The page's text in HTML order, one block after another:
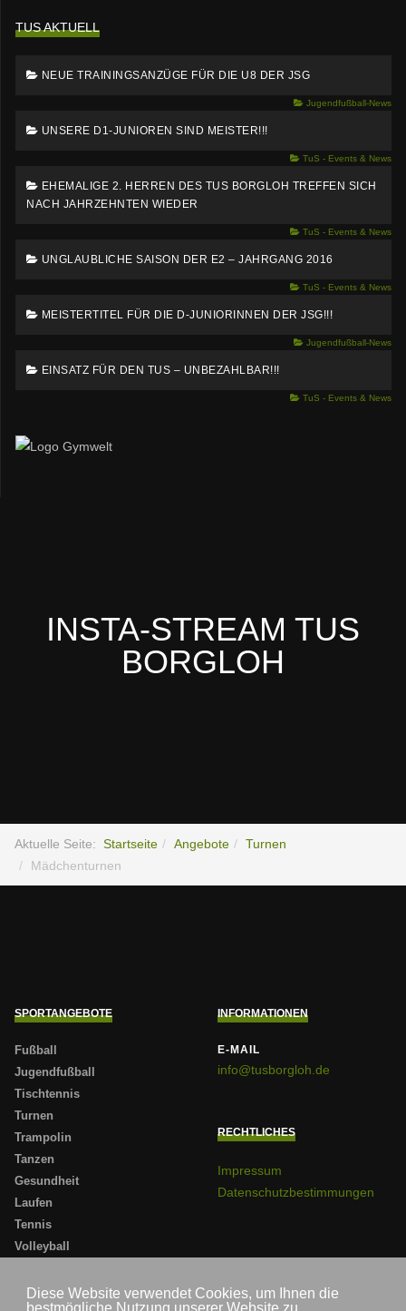
Diese Website verwendet Cookies, um Ihnen die
bestmögliche Nutzung unserer Website zu
TUS AKTUELL
NEUE TRAININGSANZÜGE FÜR DIE U8 DER JSG
Jugendfußball-News
UNSERE D1-JUNIOREN SIND MEISTER!!!
TuS - Events & News
EHEMALIGE 2. HERREN DES TUS BORGLOH TREFFEN SICH
NACH JAHRZEHNTEN WIEDER
TuS - Events & News
UNGLAUBLICHE SAISON DER E2 – JAHRGANG 2016
TuS - Events & News
MEISTERTITEL FÜR DIE D-JUNIORINNEN DER JSG!!!
Jugendfußball-News
EINSATZ FÜR DEN TUS – UNBEZAHLBAR!!!
TuS - Events & News
INSTA-STREAM TUS
BORGLOH
Aktuelle Seite: Startseite Angebote
Turnen
Mädchenturnen
SPORTANGEBOTE
Fußball
Jugendfußball
Tischtennis
Turnen
Trampolin
Tanzen
Gesundheit
Laufen
Tennis
Volleyball
Sportabzeichen
INFORMATIONEN
E-MAIL
info@tusborgloh.de
RECHTLICHES
Impressum
Datenschutzbestimmungen